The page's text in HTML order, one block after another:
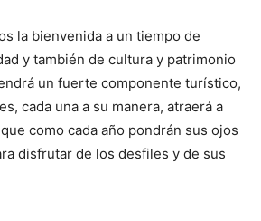
la bienvenida a un tiempo de
y también de cultura y patrimonio
un fuerte componente turístico,
cada una a su manera, atraerá a
como cada año pondrán sus ojos
disfrutar de los desfiles y de sus